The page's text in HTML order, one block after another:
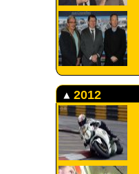
2012